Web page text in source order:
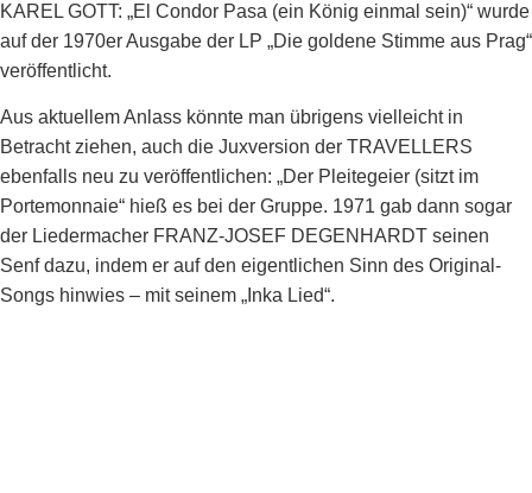
KAREL GOTT: „El Condor Pasa (ein König einmal sein)“ wurde
auf der 1970er Ausgabe der LP „Die goldene Stimme aus Prag“
veröffentlicht.
Aus aktuellem Anlass könnte man übrigens vielleicht in
Betracht ziehen, auch die Juxversion der TRAVELLERS
ebenfalls neu zu veröffentlichen: „Der Pleitegeier (sitzt im
Portemonnaie“ hieß es bei der Gruppe. 1971 gab dann sogar
der Liedermacher FRANZ-JOSEF DEGENHARDT seinen
Senf dazu, indem er auf den eigentlichen Sinn des Original-
Songs hinwies – mit seinem „Inka Lied“.